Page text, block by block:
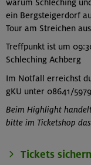
ein Bergsteigerdorf
Tour am Streichen
Treffpunkt ist um
Schleching Achberg
Im Notfall erreichst
gKU unter 08641/
Beim Highlight
bitte im Ticketshop
Tickets sichern